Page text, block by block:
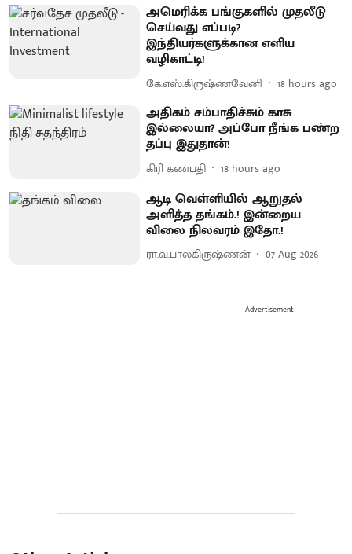
அமெரிக்க பங்குகளில் முதலீடு
செய்வது எப்படி?
இந்தியர்களுக்கான எளிய
வழிகாட்டி!
கே.எஸ்.கிருஷ்ணவேனி 18 hours ago
அதிகம் சம்பாதிச்சும் காசு
இல்லையா? அப்போ நீங்க பண்ற
தப்பு இதுதான்!
கிரி கணபதி 18 hours ago
ஆடி வெள்ளியில் ஆறுதல்
அளித்த தங்கம்.! இன்றைய
விலை நிலவரம் இதோ.!
ரா.வ.பாலகிருஷ்ணன் 07 Aug 2026
Advertisement